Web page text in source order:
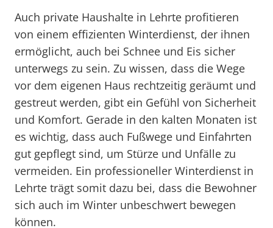
Auch private Haushalte in Lehrte profitieren
von einem effizienten Winterdienst, der ihnen
ermöglicht, auch bei Schnee und Eis sicher
unterwegs zu sein. Zu wissen, dass die Wege
vor dem eigenen Haus rechtzeitig geräumt und
gestreut werden, gibt ein Gefühl von Sicherheit
und Komfort. Gerade in den kalten Monaten ist
es wichtig, dass auch Fußwege und Einfahrten
gut gepflegt sind, um Stürze und Unfälle zu
vermeiden. Ein professioneller Winterdienst in
Lehrte trägt somit dazu bei, dass die Bewohner
sich auch im Winter unbeschwert bewegen
können.